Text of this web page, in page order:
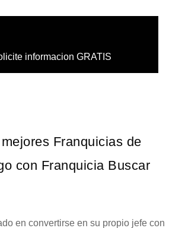
informacion GRATIS
Franquicias de
con Franquicia Buscar
en convertirse en su propio jefe con